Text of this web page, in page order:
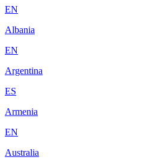
EN
Albania
EN
Argentina
ES
Armenia
EN
Australia